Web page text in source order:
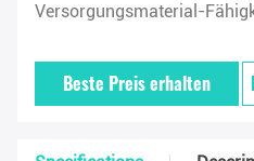
Versorgungsmaterial-
Beste Preis erhalten